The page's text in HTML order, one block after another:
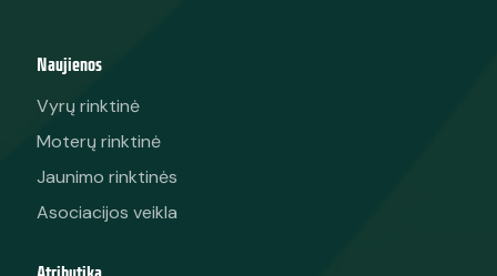
Naujienos
Vyrų rinktinė
Moterų rinktinė
Jaunimo rinktinės
Asociacijos veikla